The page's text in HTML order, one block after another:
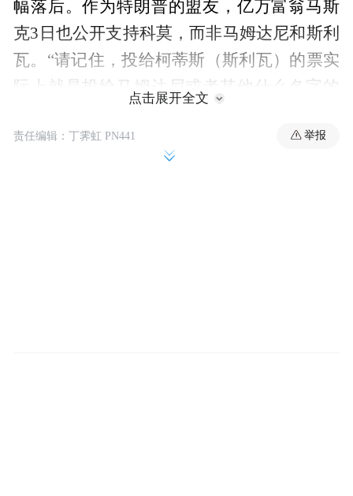
幅落后。作为特朗普的盟友，亿万富翁马斯
克3日也公开支持科莫，而非马姆达尼和斯利
瓦。“请记住，投给柯蒂斯（斯利瓦）的票实
际上就是投给马姆达尼或者其他什么名字的
点击展开全文
责任编辑：丁霁虹 PN441 举报